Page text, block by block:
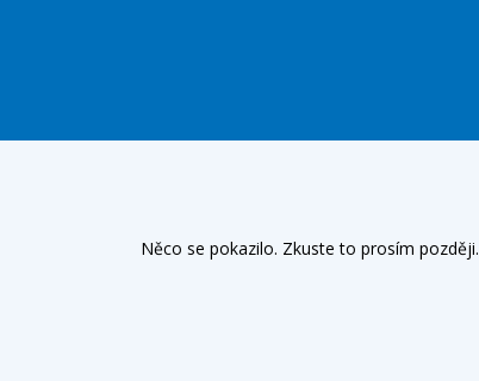
Něco se pokazilo. Zkuste to prosím později.